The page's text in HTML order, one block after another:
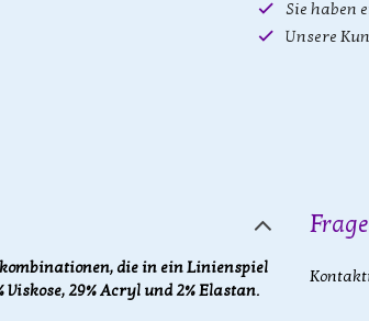
Sie haben
Unsere
die in ein Linienspiel
29% Acryl und 2% Elastan.